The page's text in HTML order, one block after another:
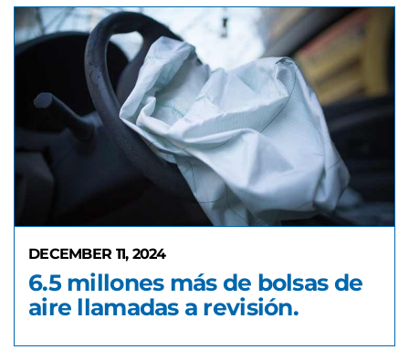
DECEMBER 11, 2024
6.5 millones más de bolsas de
aire llamadas a revisión.